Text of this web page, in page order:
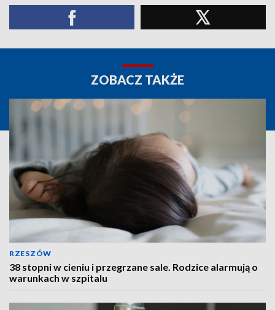
ZOBACZ TAKŻE
RZESZÓW
38 stopni w cieniu i przegrzane sale. Rodzice alarmują o
warunkach w szpitalu